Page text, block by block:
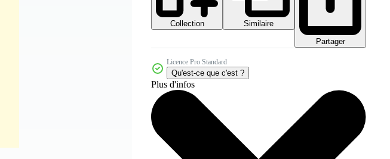
Collection
Similaire
Partager
Licence Pro Standard
Qu'est-ce que c'est ?
Plus d'infos